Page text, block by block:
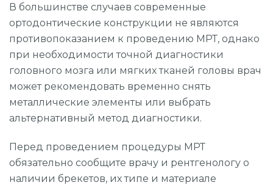
В большинстве случаев современные
ортодонтические конструкции не являются
противопоказанием к проведению МРТ, однако
при необходимости точной диагностики
головного мозга или мягких тканей головы врач
может рекомендовать временно снять
металлические элементы или выбрать
альтернативный метод диагностики.
Перед проведением процедуры МРТ
обязательно сообщите врачу и рентгенологу о
наличии брекетов, их типе и материале